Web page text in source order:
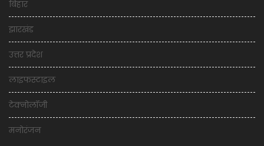
बिहार
झारखंड
उत्तर प्रदेश
लाइफस्टाइल
टेक्नोलॉजी
मनोरंजन